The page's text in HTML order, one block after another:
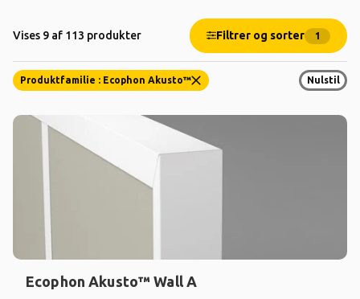
Vises 9 af 113 produkter Filtrer og sorter 1
Produktfamilie : Ecophon Akusto™ Nulstil
Ecophon Akusto™ Wall A